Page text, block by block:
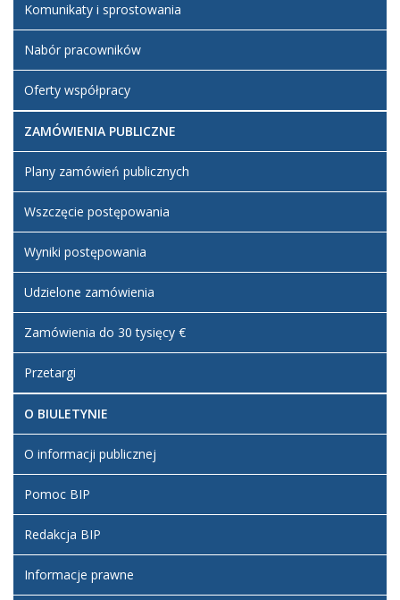
Komunikaty i sprostowania
Nabór pracowników
Oferty współpracy
ZAMÓWIENIA PUBLICZNE
Plany zamówień publicznych
Wszczęcie postępowania
Wyniki postępowania
Udzielone zamówienia
Zamówienia do 30 tysięcy €
Przetargi
O BIULETYNIE
O informacji publicznej
Pomoc BIP
Redakcja BIP
Informacje prawne